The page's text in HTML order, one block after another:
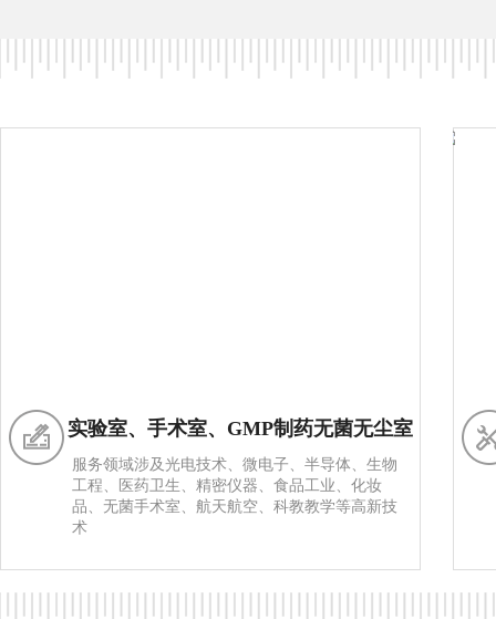
实验室、手术室、GMP制药无菌无尘室
服务领域涉及光电技术、微电子、半导体、生物
工程、医药卫生、精密仪器、食品工业、化妆
品、无菌手术室、航天航空、科教教学等高新技
术